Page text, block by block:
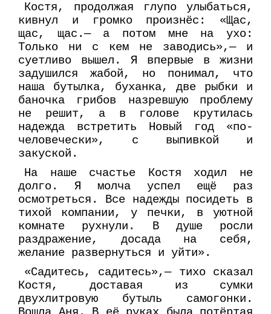
Костя, продолжая глупо улыбаться,
кивнул и громко произнёс: «Щас,
щас, щас.— а потом мне на ухо:
Только ни с кем не заводись»,— и
суетливо вышел. Я впервые в жизни
задушился жабой, но понимал, что
наша бутылка, буханка, две рыбки и
баночка грибов назревшую проблему
не решит, а в голове крутилась
надежда встретить Новый год «по-
человечески», с выпивкой и
закуской.
На наше счастье Костя ходил не
долго. Я молча успел ещё раз
осмотреться. Все надежды посидеть в
тихой компании, у печки, в уютной
комнате рухнули. В душе росли
раздражение, досада на себя,
желание развернуться и уйти».
«Садитесь, садитесь»,— тихо сказал
Костя, доставая из сумки
двухлитровую бутыль самогонки.